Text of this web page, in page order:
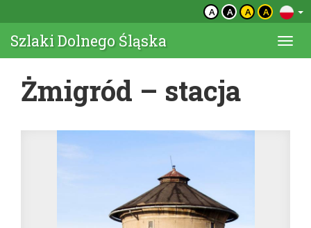
A A A A
Szlaki Dolnego Śląska
Żmigród – stacja